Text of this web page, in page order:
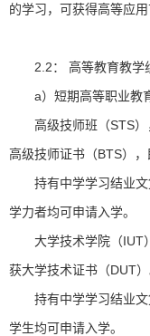
的学习，可获得高等应用
2.2： 高等教育教学
a）短期高等职业教
高级技师班（STS）
高级技师证书（BTS），
持有中学学习结业文
学力者均可申请入学。
大学技术学院（IUT）
获大学技术证书（DUT）
持有中学学习结业文
学生均可申请入学。